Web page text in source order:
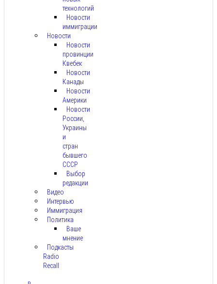
технологий
Новости
иммиграции
Новости
Новости
провинции
Квебек
Новости
Канады
Новости
Америки
Новости
России,
Украины
и
стран
бывшего
СССР
Выбор
редакции
Видео
Интервью
Иммиграция
Политика
Ваше
мнение
Подкасты
Radio
Recall